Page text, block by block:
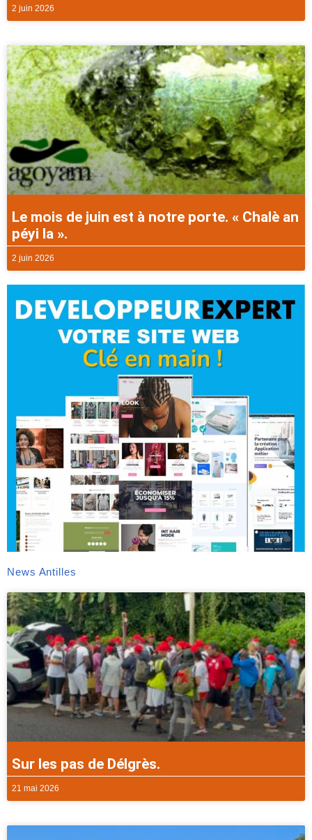
2 juin 2026
Le mois de juin est à notre porte. « Chalè an
péyi la ».
2 juin 2026
News Antilles
Sur les pas de Délgrès.
21 mai 2026